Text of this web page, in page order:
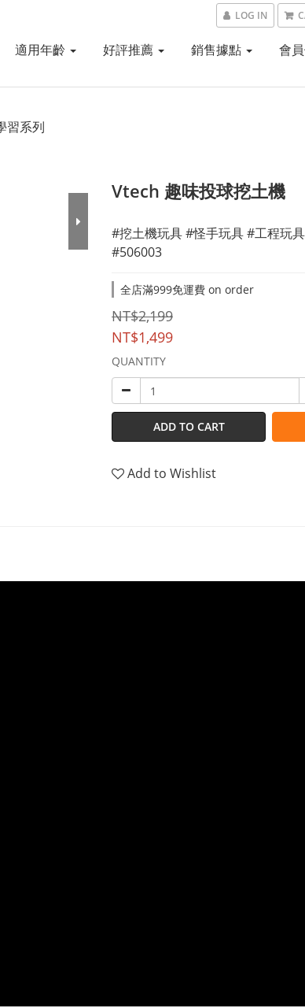
LOG IN
適用年齡 好評推薦 銷售據點 會
習系列
Vtech 趣味投球挖土機
#挖土機玩具 #怪手玩具 #工程玩
#506003
全店滿999免運費 on order
NT$2,199
NT$1,499
QUANTITY
ADD TO CART
Add to Wishlist